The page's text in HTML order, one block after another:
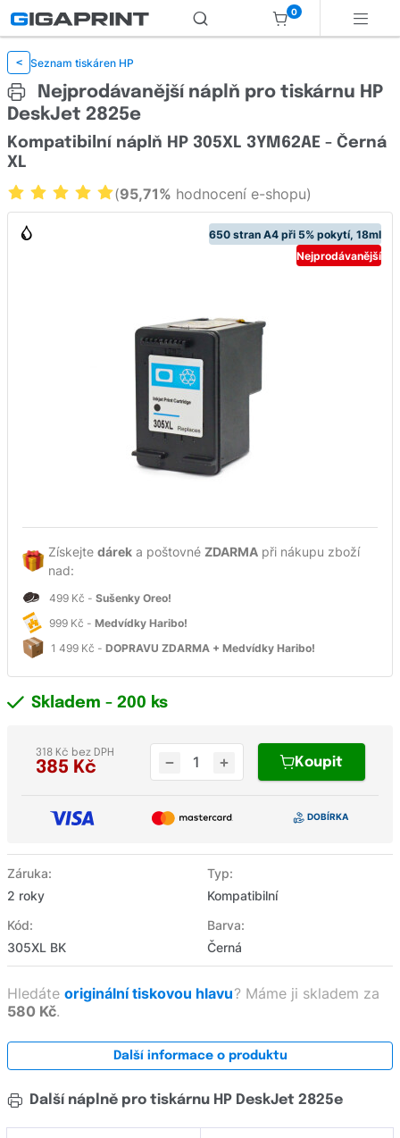
0
< Seznam tiskáren HP
Nejprodávanější náplň pro tiskárnu HP
DeskJet 2825e
650 stran A4 při 5% pokytí, 18ml
Nejprodávanější
Získejte dárek a poštovné ZDARMA při nákupu zboží
nad:
499 Kč - Sušenky Oreo!
999 Kč - Medvídky Haribo!
1 499 Kč - DOPRAVU ZDARMA + Medvídky Haribo!
Kompatibilní náplň HP 305XL 3YM62AE - Černá
XL
(95,71% hodnocení e-shopu)
Záruka:
2 roky
Typ:
Kompatibilní
Kód:
305XL BK
Barva:
Černá
Skladem - 200 ks
385 Kč
318 Kč bez DPH
Koupit
Hledáte originální tiskovou hlavu? Máme ji skladem za
580 Kč.
Další informace o produktu
Další náplně pro tiskárnu HP DeskJet 2825e